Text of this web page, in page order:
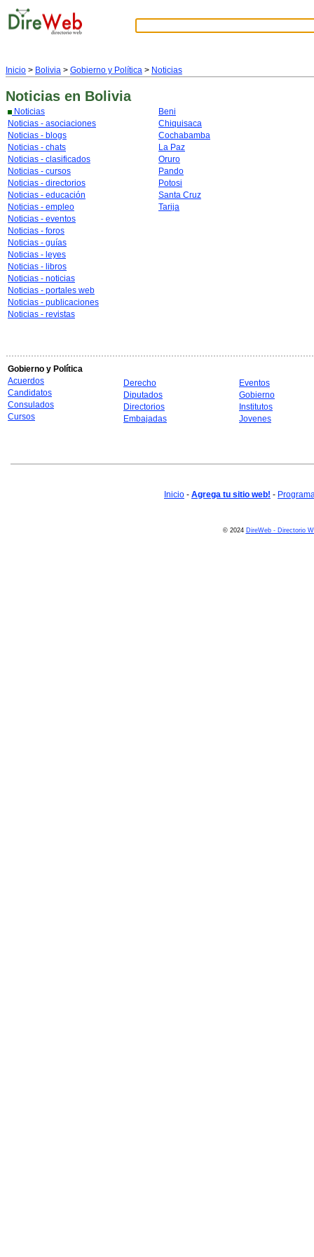
Inicio > Bolivia > Gobierno y Política > Noticias
Noticias en Bolivia
Noticias
Noticias - asociaciones
Noticias - blogs
Noticias - chats
Noticias - clasificados
Noticias - cursos
Noticias - directorios
Noticias - educación
Noticias - empleo
Noticias - eventos
Noticias - foros
Noticias - guías
Noticias - leyes
Noticias - libros
Noticias - noticias
Noticias - portales web
Noticias - publicaciones
Noticias - revistas
Beni
Chiquisaca
Cochabamba
La Paz
Oruro
Pando
Potosi
Santa Cruz
Tarija
Gobierno y Política
Acuerdos
Candidatos
Consulados
Cursos
Derecho
Diputados
Directorios
Embajadas
Eventos
Gobierno
Institutos
Jovenes
Inicio - Agrega tu sitio web! -
© 2024 DireWeb - Directorio